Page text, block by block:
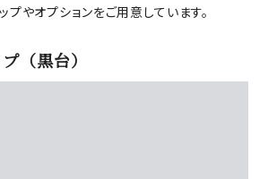
プやオプションをご用意しています。
（黒台）